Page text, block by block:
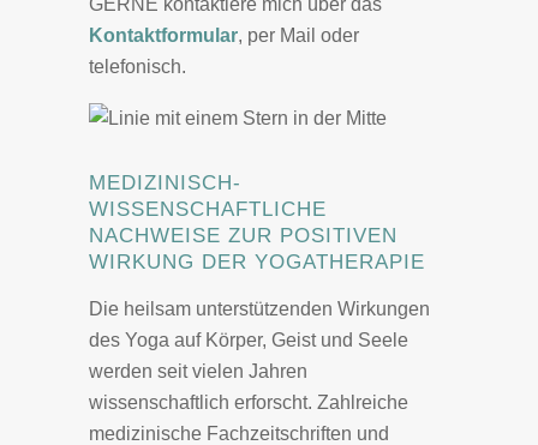
GERNE kontaktiere mich über das
Kontaktformular, per Mail oder
telefonisch.
MEDIZINISCH-
WISSENSCHAFTLICHE
NACHWEISE ZUR POSITIVEN
WIRKUNG DER YOGATHERAPIE
Die heilsam unterstützenden Wirkungen
des Yoga auf Körper, Geist und Seele
werden seit vielen Jahren
wissenschaftlich erforscht. Zahlreiche
medizinische Fachzeitschriften und